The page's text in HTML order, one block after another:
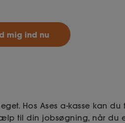
mig ind nu
Hos Ases a-kasse kan du
til din jobsøgning, når du